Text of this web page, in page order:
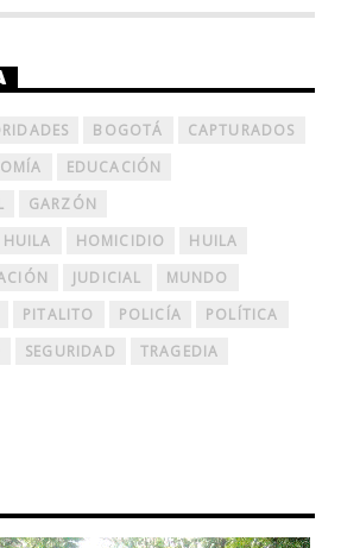
BOGOTÁ
CAPTURADOS
EDUCACIÓN
GARZÓN
HOMICIDIO
HUILA
JUDICIAL
MUNDO
PITALITO POLICÍA
POLÍTICA
SEGURIDAD
TRAGEDIA